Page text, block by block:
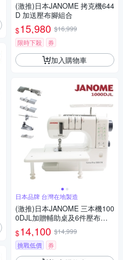
(激推)日本JANOME 拷克機644
D 加送壓布腳組合
$15,980 $16,999
限時下殺
券
加入購物車
日本品牌 台灣在地製造
(激推)日本JANOME 三本機100
0DJL加贈輔助桌及6件壓布腳
組合
$14,100 $14,999
挑戰低價
券